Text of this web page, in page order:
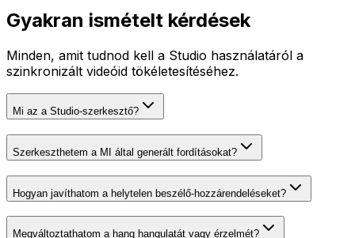
Gyakran ismételt kérdések
Minden, amit tudnod kell a Studio használatáról a
szinkronizált videóid tökéletesítéséhez.
Mi az a Studio-szerkesztő?
Szerkeszthetem a MI által generált fordításokat?
Hogyan javíthatom a helytelen beszélő-hozzárendeléseket?
Megváltoztathatom a hang hangulatát vagy érzelmét?